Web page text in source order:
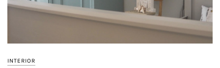
INTERIOR